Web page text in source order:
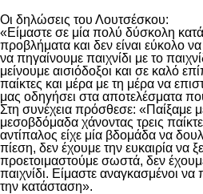
Οι δηλώσεις του Λουτσέσκου:
«Είμαστε σε μία πολύ δύσκολη
προβλήματα και δεν είναι εύκολο
να πηγαίνουμε παιχνίδι με το
μείνουμε αισιόδοξοι και σε καλό
παίκτες και μέρα με τη μέρα να
μας οδηγήσει στα αποτελέσματα
Στη συνέχεια πρόσθεσε: «Παίξαμε
μεσοβδόμαδα χάνοντας τρεις
αντίπαλος είχε μία βδομάδα να
πίεση, δεν έχουμε την ευκαιρία να
προετοιμαστούμε σωστά, δεν
παιχνίδι. Είμαστε αναγκασμένοι να
την κατάσταση».